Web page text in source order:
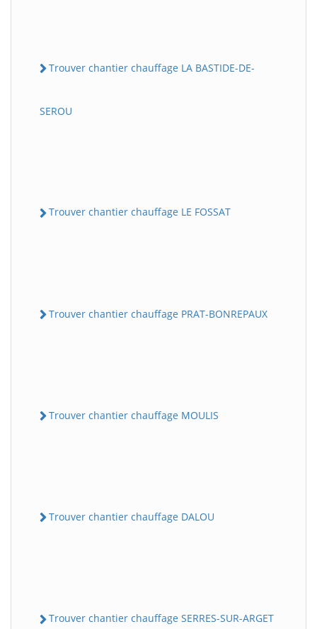
Trouver chantier chauffage LA BASTIDE-DE-
SEROU
Trouver chantier chauffage LE FOSSAT
Trouver chantier chauffage PRAT-BONREPAUX
Trouver chantier chauffage MOULIS
Trouver chantier chauffage DALOU
Trouver chantier chauffage SERRES-SUR-ARGET